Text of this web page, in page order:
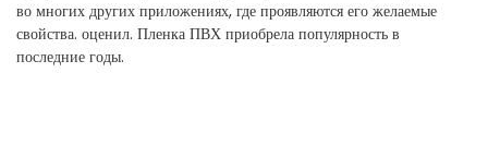
во многих других приложениях, где проявляются его желаемые
свойства. оценил. Пленка ПВХ приобрела популярность в
последние годы.